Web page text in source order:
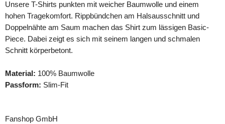
Unsere T-Shirts punkten mit weicher Baumwolle und einem
hohen Tragekomfort. Rippbündchen am Halsausschnitt und
Doppelnähte am Saum machen das Shirt zum lässigen Basic-
Piece. Dabei zeigt es sich mit seinem langen und schmalen
Schnitt körperbetont.
Material: 100% Baumwolle
Passform: Slim-Fit
Fanshop GmbH